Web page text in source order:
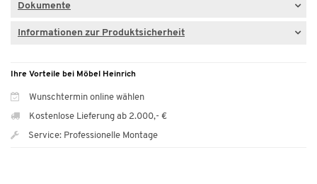
Dokumente
Informationen zur Produktsicherheit
Ihre Vorteile bei Möbel Heinrich
Wunschtermin online wählen
Kostenlose Lieferung ab 2.000,- €
Service: Professionelle Montage